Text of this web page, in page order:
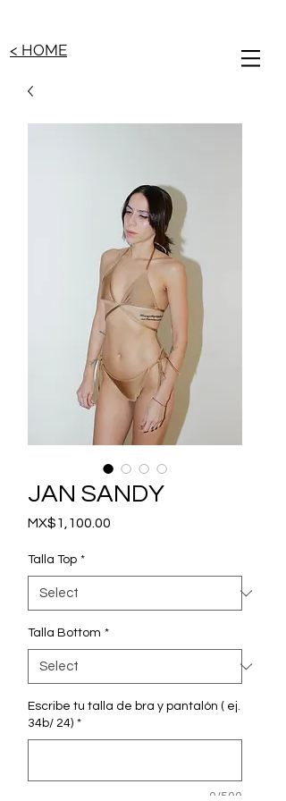
< HOME
JAN SANDY
MX$1,100.00
Talla Top *
Talla Bottom *
Escribe tu talla de bra y pantalón ( ej.
34b/ 24) *
0/500